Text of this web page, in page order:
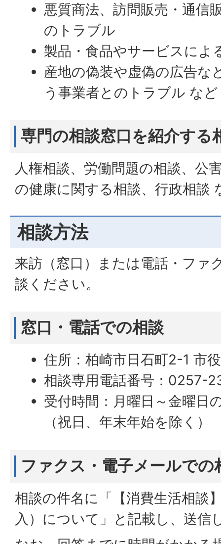
悪質商法、訪問販売・通信
のトラブル
製品・食品やサービスによ
産地の偽装や虚偽の広告な
う事業者とのトラブル など
専門の相談窓口を紹介する
人権相談、労働問題の相談、公
の健康に関する相談、行政相談
相談方法
来訪（窓口）または電話・ファ
談ください。
窓口・電話での相談
住所：柏崎市日石町2-1 市
相談専用電話番号：0257-
受付時間：月曜日～金曜日
（祝日、年末年始を除く）
ファクス・電子メールでの
相談の件名に「【消費生活相談
入）について」と記載し、送信